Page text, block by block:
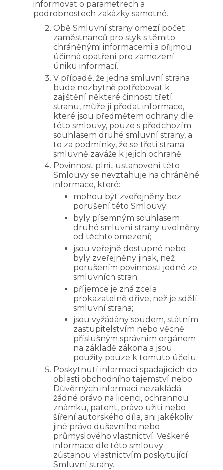
informovat o parametrech a
podrobnostech zakázky samotné.
Obě Smluvní strany omezí počet
zaměstnanců pro styk s těmito
chráněnými informacemi a přijmou
účinná opatření pro zamezení
úniku informací.
V případě, že jedna smluvní strana
bude nezbytně potřebovat k
zajištění některé činnosti třetí
stranu, může jí předat informace,
které jsou předmětem ochrany dle
této smlouvy, pouze s předchozím
souhlasem druhé smluvní strany, a
to za podmínky, že se třetí strana
smluvně zaváže k jejich ochraně.
Povinnost plnit ustanovení této
Smlouvy se nevztahuje na chráněné
informace, které:
mohou být zveřejněny bez
porušení této Smlouvy;
byly písemným souhlasem
druhé smluvní strany uvolněny
od těchto omezení;
jsou veřejně dostupné nebo
byly zveřejněny jinak, než
porušením povinnosti jedné ze
smluvních stran;
příjemce je zná zcela
prokazatelně dříve, než je sdělí
smluvní strana;
jsou vyžádány soudem, státním
zastupitelstvím nebo věcně
příslušným správním orgánem
na základě zákona a jsou
použity pouze k tomuto účelu.
Poskytnutí informací spadajících do
oblasti obchodního tajemství nebo
Důvěrných informací nezakládá
žádné právo na licenci, ochrannou
známku, patent, právo užití nebo
šíření autorského díla, ani jakékoliv
jiné právo duševního nebo
průmyslového vlastnictví. Veškeré
informace dle této smlouvy
zůstanou vlastnictvím poskytující
Smluvní strany.